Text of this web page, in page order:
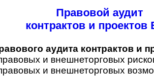
Правовой аудит
контрактов и
аудита контрактов и
и внешнеторговых
и внешнеторговых